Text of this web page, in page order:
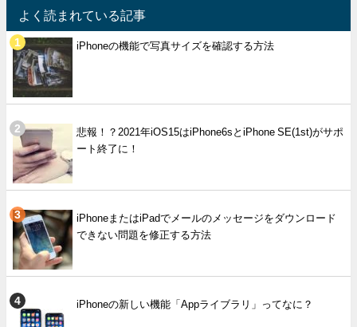
よく読まれている記事
iPhoneの機能で写真サイズを確認する方法
悲報！？2021年iOS15はiPhone6sとiPhone SE(1st)がサポ
ート終了に！
iPhoneまたはiPadでメールのメッセージをダウンロード
できない問題を修正する方法
iPhoneの新しい機能「Appライブラリ」ってなに？